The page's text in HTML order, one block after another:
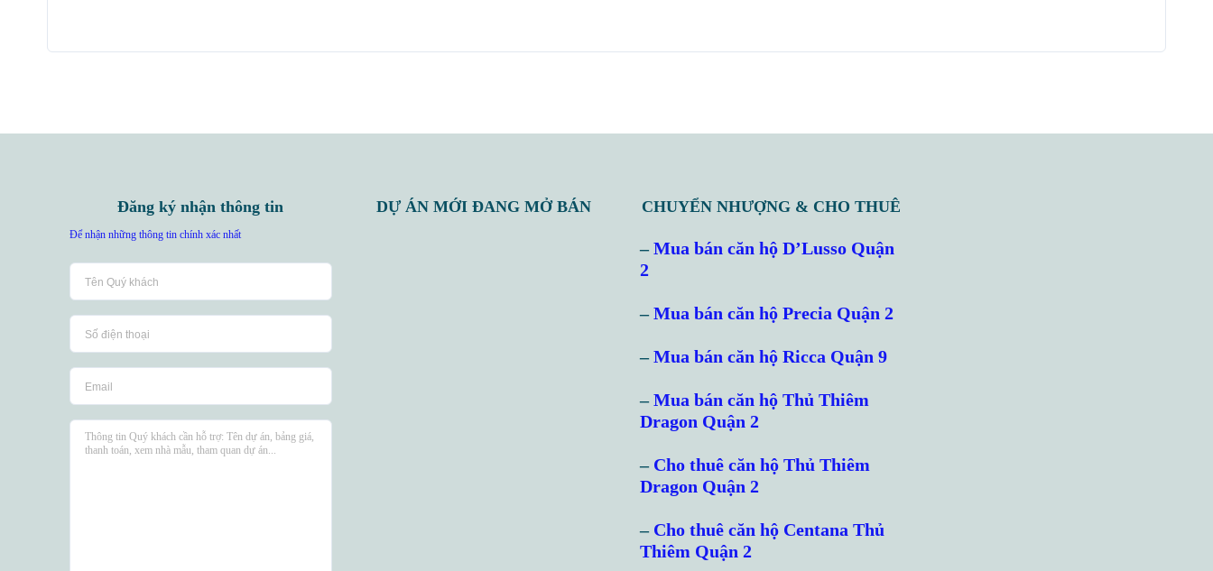
Đăng ký nhận thông tin
Để nhận những thông tin chính xác nhất
DỰ ÁN MỚI ĐANG MỞ BÁN CHUYỂN NHƯỢNG & CHO THUÊ
–Mua bán căn hộ D’Lusso Quận
2
–Mua bán căn hộ Precia Quận 2
–Mua bán căn hộ Ricca Quận 9
–Mua bán căn hộ Thủ Thiêm
Dragon Quận 2
– Cho thuê căn hộ Thủ Thiêm
Dragon Quận 2
– Cho thuê căn hộ Centana Thủ
Thiêm Quận 2